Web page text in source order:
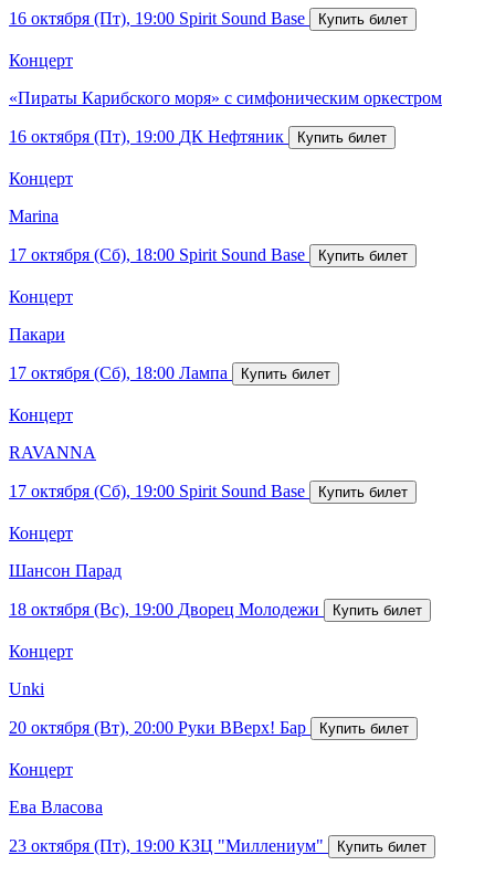
16 октября (Пт), 19:00 Spirit Sound Base
Концерт
«Пираты Карибского моря» с симфоническим оркестром
16 октября (Пт), 19:00 ДК Нефтяник
Концерт
Marina
17 октября (Сб), 18:00 Spirit Sound Base
Концерт
Пакари
17 октября (Сб), 18:00 Лампа
Концерт
RAVANNA
17 октября (Сб), 19:00 Spirit Sound Base
Концерт
Шансон Парад
18 октября (Вс), 19:00 Дворец Молодежи
Концерт
Unki
20 октября (Вт), 20:00 Руки ВВерх! Бар
Концерт
Ева Власова
23 октября (Пт), 19:00 КЗЦ "Миллениум"